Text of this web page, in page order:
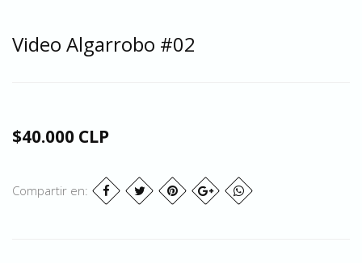
Video Algarrobo #02
$40.000 CLP
Compartir en: